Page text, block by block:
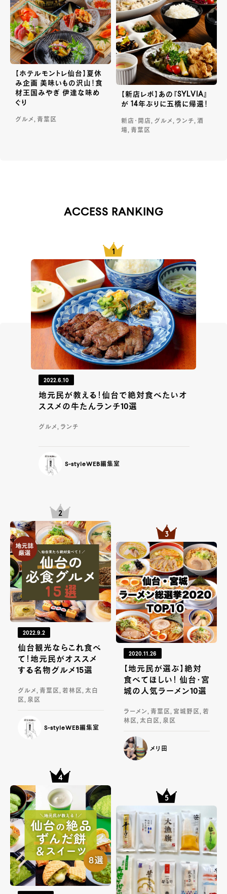
【ホテルモントレ仙台】夏休
み企画 美味いもの沢山！食
材王国みやぎ 伊達な味め
ぐり
グルメ, 青葉区
【新店レポ】あの『SYLVIA』
が 14年ぶりに五橋に帰還！
新店・開店, グルメ, ランチ, 酒
場, 青葉区
ACCESS RANKING
2022.6.10
地元民が教える！仙台で絶対食べたいオ
ススメの牛たんランチ10選
グルメ, ランチ
S-styleWEB編集室
2022.9.2
仙台観光ならこれ食べ
て！地元民がオススメ
する名物グルメ15選
グルメ, 青葉区, 若林区, 太白
区, 泉区
S-styleWEB編集室
2020.11.26
【地元民が選ぶ】絶対
食べてほしい！ 仙台・宮
城の人気ラーメン10選
ラーメン, 青葉区, 宮城野区, 若
林区, 太白区, 泉区
メリ田